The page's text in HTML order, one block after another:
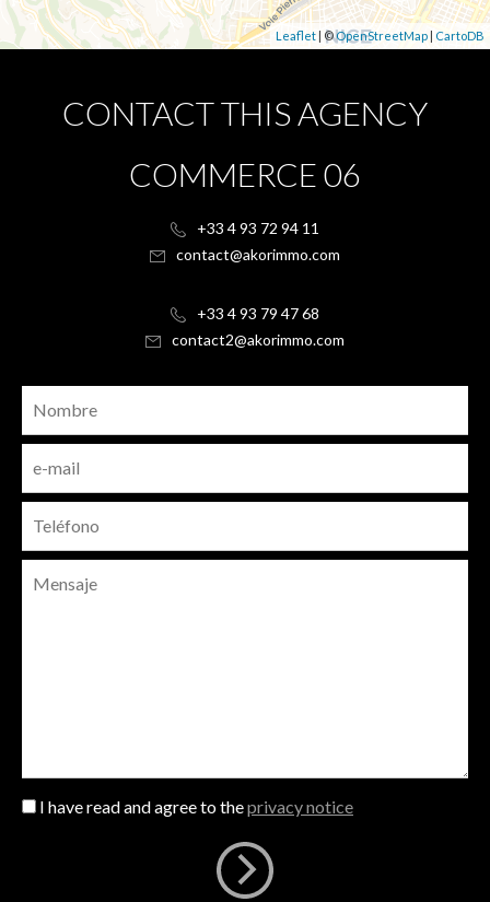
Leaflet| ©OpenStreetMap| CartoDB
CONTACT THIS AGENCY
COMMERCE 06
+33 4 93 72 94 11
contact@akorimmo.com
+33 4 93 79 47 68
contact2@akorimmo.com
I have read and agree to theprivacy notice